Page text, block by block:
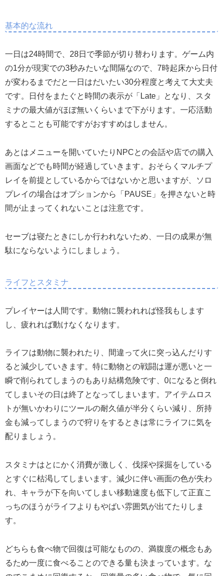
基本的な流れ
一日は24時間で、28日で季節が切り替わります。ゲーム内
の1分が現実での3秒みたいな間隔なので、7時起床から日付
が変わるまでだと一日はだいたい30分程度と考えて大丈夫
です。日付をまたぐと時間の表示が「Late」となり、スタ
ミナの最大値がほぼ無いくらいまで下がります。一応活動
するとことも可能ですがおすすめはしません。
あとはメニューを開いていたりNPCとの会話や店での購入
画面などでも時間が経過していきます。おそらくマルチプ
レイを前提としているからではないかと思いますが、ソロ
プレイの場合はオプションから「PAUSE」を押さないと時
間が止まってくれないことは注意です。
セーブは寝たときにしか行われないため、一日の成果が無
駄にならないようにしましょう。
ライフとスタミナ
プレイヤーは人間です。動物に襲われれば怪我もします
し、疲れれば動けなくなります。
ライフは動物に襲われたり、間違って火に突っ込んだりす
ると減少していきます。特に動物との戦闘は運が悪いと一
瞬で削られてしまうのもあり結構危険です、0になると倒れ
てしまいその日は終了となってしまいます。アイテムロス
トが無いかわりにツールの耐久値が半分くらい減り、所持
金も減ってしまうので狩りをするときは常にライフに気を
配りましょう。
スタミナはとにかく消費が激しく、伐採や採掘をしている
とすぐに枯渇してしまいます。減少に伴い画面の色が失わ
れ、キャラが下を向いてしまい移動速度も低下して正直こ
っちのほうがライフよりもやばい雰囲気が出てたりしま
す。
どちらも食べ物で回復は可能なものの、満腹度の概念もあ
るため一度に食べることのできる量も決まっています。な